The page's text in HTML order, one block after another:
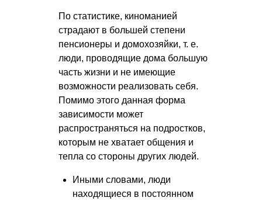
По статистике, киноманией
страдают в большей степени
пенсионеры и домохозяйки, т. е.
люди, проводящие дома большую
часть жизни и не имеющие
возможности реализовать себя.
Помимо этого данная форма
зависимости может
распространяться на подростков,
которым не хватает общения и
тепла со стороны других людей.
Иными словами, люди
находящиеся в постоянном